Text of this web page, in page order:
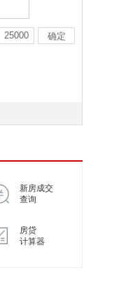
新房成交
查询
房贷
计算器